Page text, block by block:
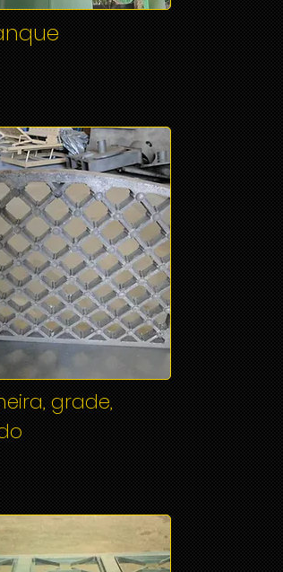
grade,